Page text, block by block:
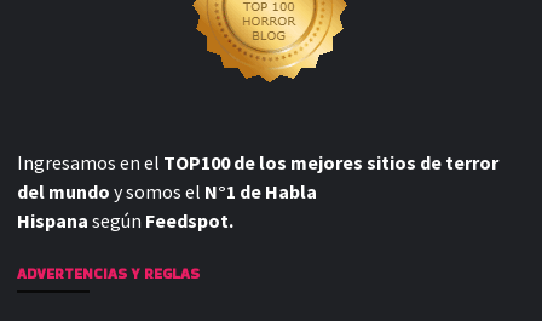
Ingresamos en el TOP100 de los mejores sitios de terror
del mundo y somos el N°1 de Habla
Hispana según Feedspot.
ADVERTENCIAS Y REGLAS